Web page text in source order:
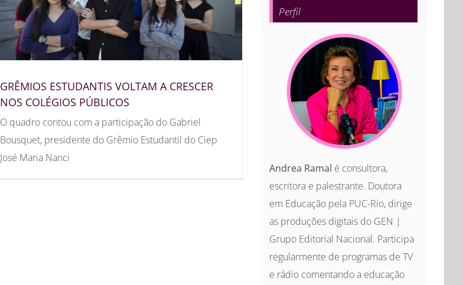
GRÊMIOS ESTUDANTIS VOLTAM A CRESCER
NOS COLÉGIOS PÚBLICOS
O quadro contou com a participação do Gabriel
Bousquet, presidente do Grêmio Estudantil do Ciep
José Maria Nanci
Perfil
Andrea Ramal é consultora,
escritora e palestrante. Doutora
em Educação pela PUC-Rio, dirige
as produções digitais do GEN |
Grupo Editorial Nacional. Participa
regularmente de programas de TV
e rádio comentando a educação